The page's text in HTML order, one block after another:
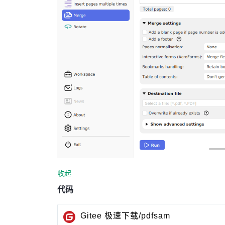
收起
代码
Gitee 极速下载/pdfsam